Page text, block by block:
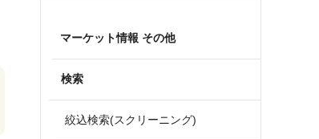
マーケット情報 その他
検索
絞込検索(スクリーニング)